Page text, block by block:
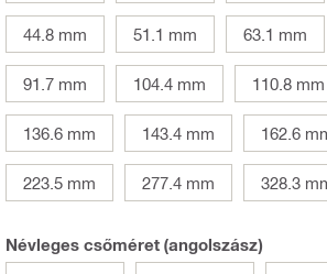
44.8 mm 51.1 mm 63.1 mm
91.7 mm 104.4 mm 110.8 mm
136.6 mm 143.4 mm 162.6
223.5 mm 277.4 mm 328.3
Névleges csőméret (angolszász)